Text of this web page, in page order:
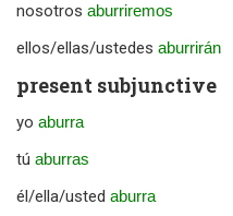
nosotros aburriremos
ellos/ellas/ustedes aburrirán
present subjunctive
yo aburra
tú aburras
él/ella/usted aburra